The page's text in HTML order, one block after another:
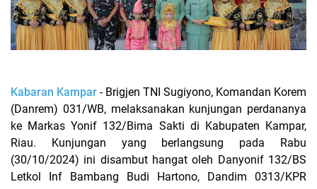
Kabaran Kampar - Brigjen TNI Sugiyono, Komandan Korem
(Danrem) 031/WB, melaksanakan kunjungan perdananya
ke Markas Yonif 132/Bima Sakti di Kabupaten Kampar,
Riau. Kunjungan yang berlangsung pada Rabu
(30/10/2024) ini disambut hangat oleh Danyonif 132/BS
Letkol Inf Bambang Budi Hartono, Dandim 0313/KPR